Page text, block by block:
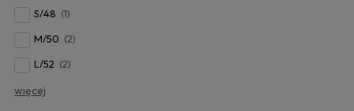
S/48 (1)
M/50 (2)
L/52 (2)
więcej